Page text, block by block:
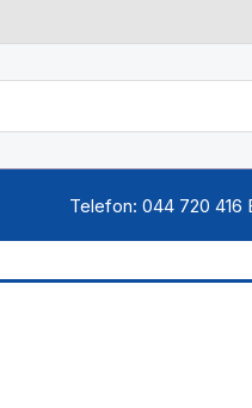
Telefon: 044 720 416